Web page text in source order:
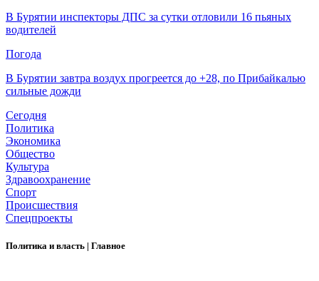
В Бурятии инспекторы ДПС за сутки отловили 16 пьяных
водителей
Погода
В Бурятии завтра воздух прогреется до +28, по Прибайкалью
сильные дожди
Сегодня
Политика
Экономика
Общество
Культура
Здравоохранение
Спорт
Происшествия
Спецпроекты
Политика и власть | Главное